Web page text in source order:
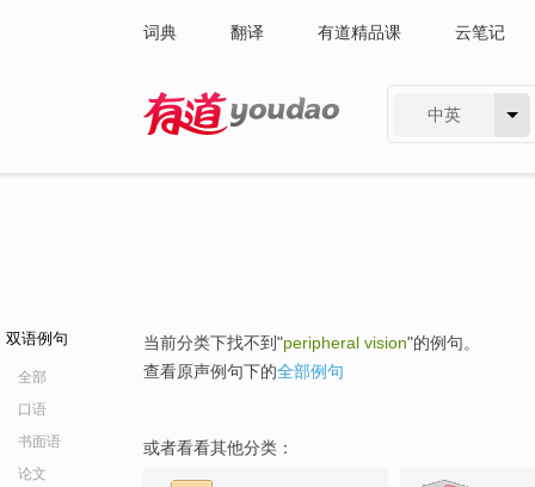
词典 翻译 有道精品课 云笔记
中英
双语例句
全部
口语
书面语
论文
当前分类下找不到"peripheral vision"的例句。
查看原声例句下的全部例句
或者看看其他分类：